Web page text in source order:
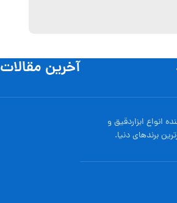
Et vestibulum quis a
انواع ابزاردقيق و
برندهای دنیا.
آخرین مقالات